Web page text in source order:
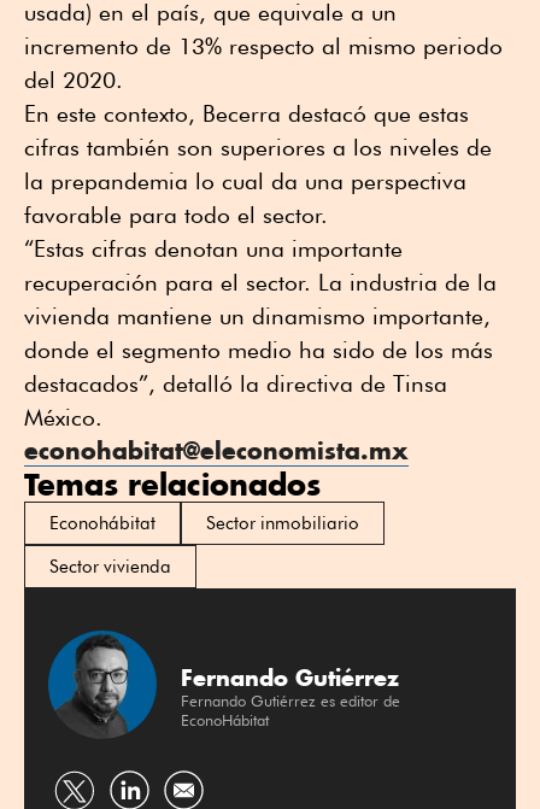
usada) en el país, que equivale a un
incremento de 13% respecto al mismo periodo
del 2020.
En este contexto, Becerra destacó que estas
cifras también son superiores a los niveles de
la prepandemia lo cual da una perspectiva
favorable para todo el sector.
“Estas cifras denotan una importante
recuperación para el sector. La industria de la
vivienda mantiene un dinamismo importante,
donde el segmento medio ha sido de los más
destacados”, detalló la directiva de Tinsa
México.
econohabitat@eleconomista.mx
Temas relacionados
Econohábitat
Sector inmobiliario
Sector vivienda
Fernando Gutiérrez
Fernando Gutiérrez es editor de
EconoHábitat
Compartir Compartir